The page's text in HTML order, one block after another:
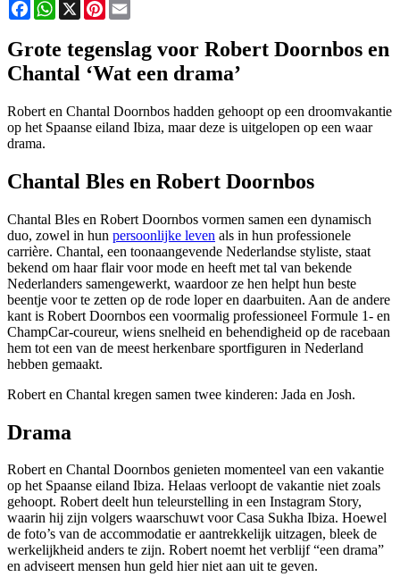
FacebookWhatsApp
X Pinterest
Grote tegenslag voor Robert Doornbos en
Chantal ‘Wat een drama’
Robert en Chantal Doornbos hadden gehoopt op een droomvakantie
op het Spaanse eiland Ibiza, maar deze is uitgelopen op een waar
drama.
Chantal Bles en Robert Doornbos
Chantal Bles en Robert Doornbos vormen samen een dynamisch
duo, zowel in hun persoonlijke leven als in hun professionele
carrière. Chantal, een toonaangevende Nederlandse styliste, staat
bekend om haar flair voor mode en heeft met tal van bekende
Nederlanders samengewerkt, waardoor ze hen helpt hun beste
beentje voor te zetten op de rode loper en daarbuiten. Aan de andere
kant is Robert Doornbos een voormalig professioneel Formule 1- en
ChampCar-coureur, wiens snelheid en behendigheid op de racebaan
hem tot een van de meest herkenbare sportfiguren in Nederland
hebben gemaakt.
Robert en Chantal kregen samen twee kinderen: Jada en Josh.
Drama
Robert en Chantal Doornbos genieten momenteel van een vakantie
op het Spaanse eiland Ibiza. Helaas verloopt de vakantie niet zoals
gehoopt. Robert deelt hun teleurstelling in een Instagram Story,
waarin hij zijn volgers waarschuwt voor Casa Sukha Ibiza. Hoewel
de foto’s van de accommodatie er aantrekkelijk uitzagen, bleek de
werkelijkheid anders te zijn. Robert noemt het verblijf “een drama”
en adviseert mensen hun geld hier niet aan uit te geven.